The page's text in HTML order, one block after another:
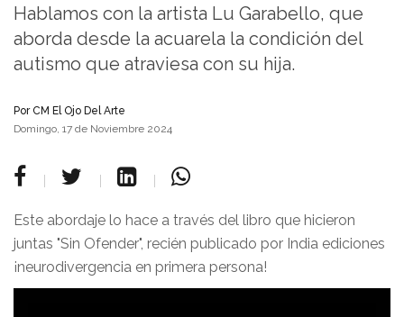
Hablamos con la artista Lu Garabello, que
aborda desde la acuarela la condición del
autismo que atraviesa con su hija.
PorCM El Ojo Del Arte
Domingo, 17 de Noviembre 2024
Este abordaje lo hace a través del libro que hicieron
juntas "Sin Ofender", recién publicado por India ediciones
¡neurodivergencia en primera persona!